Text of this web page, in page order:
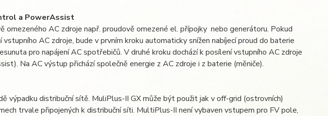
a PowerAssist
omezeného AC zdroje např. proudově omezené el. přípojky nebo generátoru. Pokud
AC zdroje, bude v prvním kroku automaticky snížen nabíjecí proud do baterie
pro napájení AC spotřebičů. V druhé kroku dochází k posílení vstupního AC zdroje
Na AC výstup přichází společně energie z AC zdroje i z baterie (měniče).
výpadku distribuční sítě. MuliPlus-II GX může být použit jak v off-grid (ostrovních)
trvale připojených k distribuční síti. MultiPlus-II není vybaven vstupem pro FV pole,